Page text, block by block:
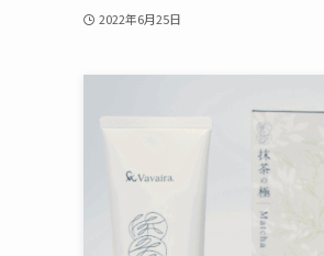
2022年6月25日